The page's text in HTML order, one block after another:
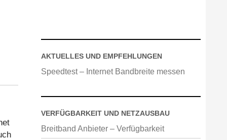
AKTUELLES UND EMPFEHLUNGEN
Speedtest – Internet Bandbreite messen
VERFÜGBARKEIT UND NETZAUSBAU
Breitband Anbieter – Verfügbarkeit